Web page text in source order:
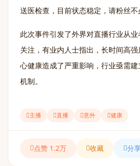
送医检查，目前状态稳定，请粉丝不
此次事件引发了外界对直播行业从
关注，有业内人士指出，长时间高
心健康造成了严重影响，行业亟需
机制。
主播 直播 意外 健康
点赞 1.2万 收藏 分